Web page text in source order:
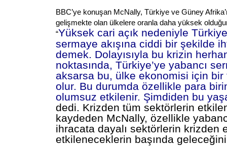
BBC’ye konuşan McNally, Türkiye ve Güney
gelişmekte olan ülkelere oranla daha yüksek
“Yüksek cari açık nedeniyle
sermaye akışına ciddi bir şekilde
demek. Dolayısıyla bu krizin
noktasında, Türkiye’ye yabancı
aksarsa bu, ülke ekonomisi için
olur. Bu durumda özellikle para
olumsuz etkilenir. Şimdiden bu
dedi. Krizden tüm sektörlerin
kaydeden McNally, özellikle
ihracata dayalı sektörlerin krizden
etkileneceklerin başında